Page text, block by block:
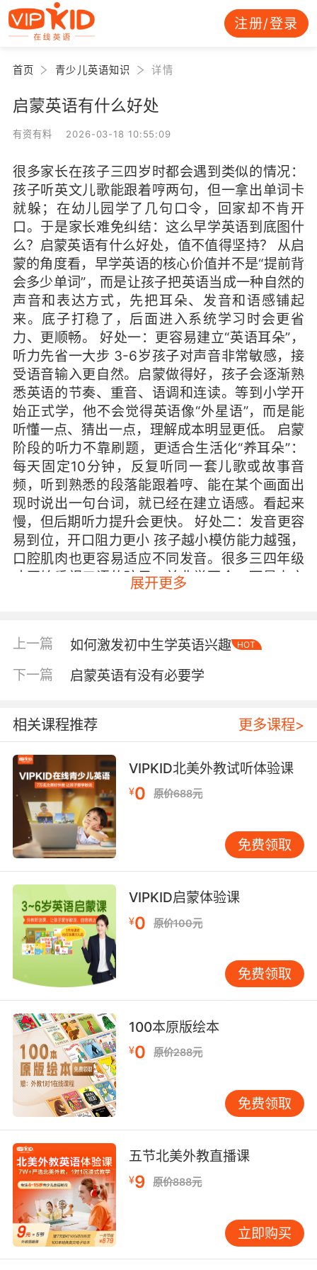
注册/登录
首页 青少儿英语知识 详情
启蒙英语有什么好处
有资有料 2026-03-18 10:55:09
很多家长在孩子三四岁时都会遇到类似的情况：
孩子听英文儿歌能跟着哼两句，但一拿出单词卡
就躲；在幼儿园学了几句口令，回家却不肯开
口。于是家长难免纠结：这么早学英语到底图什
么？启蒙英语有什么好处，值不值得坚持？ 从启
蒙的角度看，早学英语的核心价值并不是“提前背
会多少单词”，而是让孩子把英语当成一种自然的
声音和表达方式，先把耳朵、发音和语感铺起
来。底子打稳了，后面进入系统学习时会更省
力、更顺畅。 好处一：更容易建立“英语耳朵”，
听力先省一大步 3-6岁孩子对声音非常敏感，接
受语音输入更自然。启蒙做得好，孩子会逐渐熟
悉英语的节奏、重音、语调和连读。等到小学开
始正式学，他不会觉得英语像“外星语”，而是能
听懂一点、猜出一点，理解成本明显更低。 启蒙
阶段的听力不靠刷题，更适合生活化“养耳朵”：
每天固定10分钟，反复听同一套儿歌或故事音
频，听到熟悉的段落能跟着哼、能在某个画面出
现时说出一句台词，就已经在建立语感。看起来
慢，但后期听力提升会更快。 好处二：发音更容
易到位，开口阻力更小 孩子越小模仿能力越强，
口腔肌肉也更容易适应不同发音。很多三四年级
才开始重视口语的孩子，并非学不会，而是中文
发音习惯已经固定，遇到某些音会下意识用中文
蒙阶段如果在轻松氛围里多听多模仿，孩子会把
英语当成“另一套好玩的声音”，而不是考试任
务。哪怕只会说很短的句子，比如“Look!”“I like
it.”“No, thank you.”，也比背一长串单词更能建立
写作都会更顺。 好处三：把“学习”变成“习惯”，
为小学英语打底 英语学习最怕断断续续。启蒙的
本质是在培养稳定的语言接触习惯：每天一点
点、反复出现、自然复习。很多孩子到了小学才
开始学，课程和作业一多，英语容易变成“周末再
说”。而有启蒙基础的孩子更能接受每天10-20分
钟的英语时间，因为他已经把这件事当作日常的
一部分。 启蒙阶段不必追求“学到多高级”，更重
要的是“能不能长期坚持”。坚持的关键也不在于
家长讲得多专业，而在于流程稳定：听一段、跟
一句、玩一个小互动、自然收尾。孩子在可预期
的节奏里更有安全感，也更愿意配合。 好处四：
词汇和表达更“活”，不靠死记硬背 启蒙走对路
线，孩子学到的词和句子往往带着情境：洗澡时
说“wash”“bubbles”，吃水果时说“apple”
“banana”，出门时说“shoes”“hat”，收玩具时说
“clean up”。这些词是“用出来的”，孩子知道什么
时候用、怎么用，记得更牢，也更愿意开口。 不
少家长担心自己英语不好教不了，其实启蒙阶段
更看重亲子互动的自然输入。家长用非常简单的
句型反复说就够了，比如“Let’s…”“Where is…?”
“Good job.”“Try again.”，孩子会在重复里慢慢理
解，并在某一天突然冒出一句英语回应，让你惊
喜。 好处五：形成积极的学习情绪，减少后期挫
败感 英语学习不仅是知识，更是情绪体验。启蒙
阶段如果孩子体验到“听得懂一点、说得出一点、
被肯定一点”，他对英语的情绪就会更正向。相
反，如果一开始就用抄写、默写、频繁纠错推
进，孩子很容易把英语和压力绑定，后面越学越
抗拒。 很多启蒙阶段以听故事、唱歌、动作游戏
展开更多
上一篇 如何激发初中生学英语兴趣 HOT
下一篇 启蒙英语有没有必要学
相关课程推荐 更多课程>
VIPKID北美外教试听体验课
¥0 原价688元
免费领取
VIPKID启蒙体验课
¥0 原价100元
免费领取
100本原版绘本
¥0 原价288元
免费领取
五节北美外教直播课
¥9 原价888元
立即购买